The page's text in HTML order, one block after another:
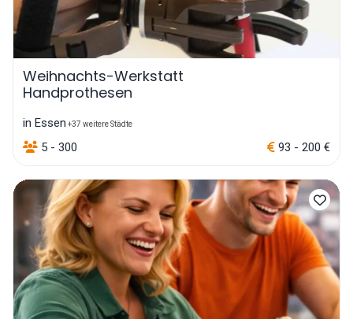
Weihnachts-Werkstatt
Handprothesen
in Essen +37 weitere Städte
5 - 300 93 - 200 €